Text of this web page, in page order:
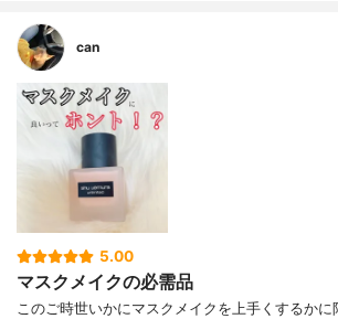
can
5.00
マスクメイクの必需品
このご時世いかにマスクメイクを上手くするか